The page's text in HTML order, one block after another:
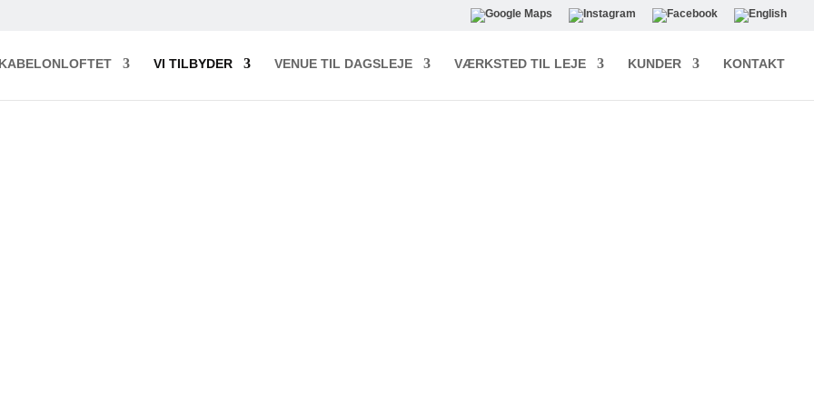
VI TILBYDER VENUE TIL DAGSLEJE VÆRKSTED TIL LEJE KUNDER KONTAKT